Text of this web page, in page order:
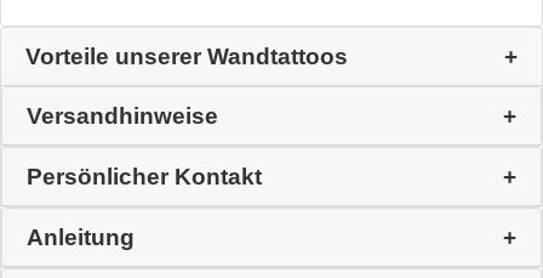
Vorteile unserer Wandtattoos
Versandhinweise
Persönlicher Kontakt
Anleitung